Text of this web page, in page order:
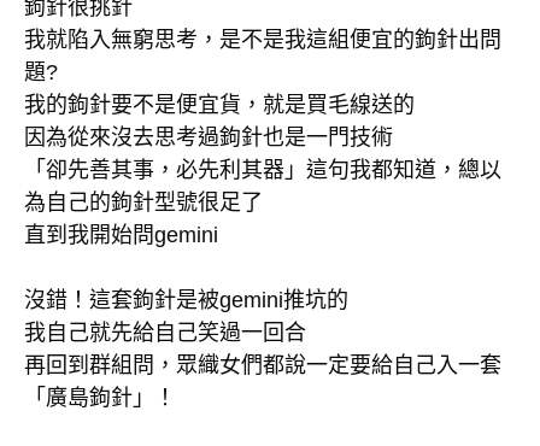
鉤針很挑針
我就陷入無窮思考，是不是我這組便宜的鉤針出問
題?
我的鉤針要不是便宜貨，就是買毛線送的
因為從來沒去思考過鉤針也是一門技術
「卻先善其事，必先利其器」這句我都知道，總以
為自己的鉤針型號很足了
直到我開始問gemini
沒錯！這套鉤針是被gemini推坑的
我自己就先給自己笑過一回合
再回到群組問，眾織女們都說一定要給自己入一套
「廣島鉤針」！